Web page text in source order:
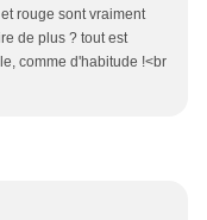
rouge sont vraiment
de plus ? tout est
comme d'habitude !<br